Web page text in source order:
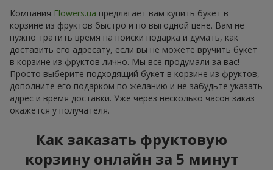
Компания Flowers.ua предлагает вам купить букет в
корзине из фруктов быстро и по выгодной цене. Вам не
нужно тратить время на поиски подарка и думать, как
доставить его адресату, если вы не можете вручить букет
в корзине из фруктов лично. Мы все продумали за вас!
Просто выберите подходящий букет в корзине из фруктов,
дополните его подарком по желанию и не забудьте указать
адрес и время доставки. Уже через несколько часов заказ
окажется у получателя.
Как заказать фруктовую
корзину онлайн за 5 минут